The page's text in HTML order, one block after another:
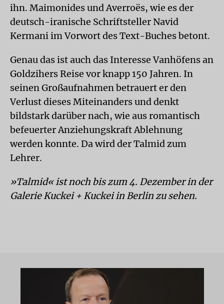
ihn. Maimonides und Averroës, wie es der
deutsch-iranische Schriftsteller Navid
Kermani im Vorwort des Text-Buches betont.
Genau das ist auch das Interesse Vanhöfens an
Goldzihers Reise vor knapp 150 Jahren. In
seinen Großaufnahmen betrauert er den
Verlust dieses Miteinanders und denkt
bildstark darüber nach, wie aus romantisch
befeuerter Anziehungskraft Ablehnung
werden konnte. Da wird der Talmid zum
Lehrer.
»Talmid« ist noch bis zum 4. Dezember in der
Galerie Kuckei + Kuckei in Berlin zu sehen.